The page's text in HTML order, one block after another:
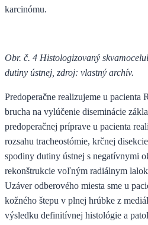
karcinómu.
Obr. č. 4 Histologizovaný
dutiny ústnej, zdroj: vlastný archív.
Predoperačne realizujeme u
brucha na vylúčenie diseminácie
predoperačnej príprave u pacienta
rozsahu tracheostómie, krčnej
spodiny dutiny ústnej s negatívnymi
rekonštrukcie voľným radiálnym
Uzáver odberového miesta sme u
kožného štepu v plnej hrúbke z
výsledku definitívnej histológie a